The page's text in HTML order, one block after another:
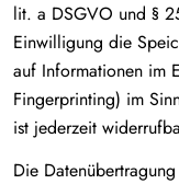
lit. a DSGVO und §
Einwilligung die
auf Informationen im
Fingerprinting) im
ist jederzeit
Die